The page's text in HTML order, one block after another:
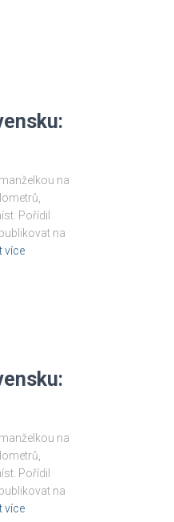
na
Pořídil
na
více
na
Pořídil
na
více